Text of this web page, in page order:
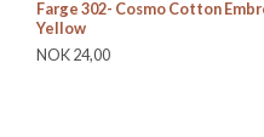
Farge 302- Cosmo Cotton
Yellow
NOK 24,00